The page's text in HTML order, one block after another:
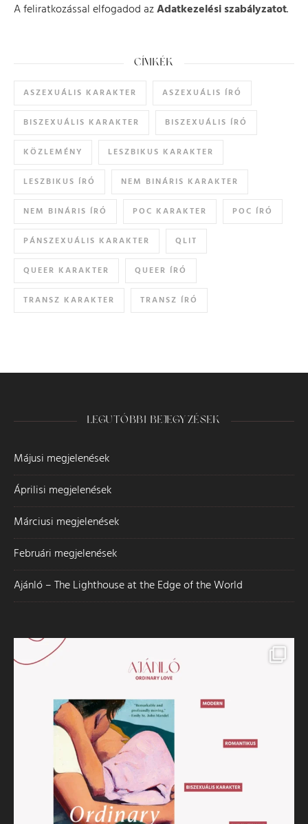
A feliratkozással elfogadod azAdatkezelési szabályzatot.
CÍMKÉK
ASZEXUÁLIS KARAKTER ASZEXUÁLIS ÍRÓ
BISZEXUÁLIS KARAKTER BISZEXUÁLIS ÍRÓ
KÖZLEMÉNY LESZBIKUS KARAKTER
LESZBIKUS ÍRÓ NEM BINÁRIS KARAKTER
NEM BINÁRIS ÍRÓ POC KARAKTER POC ÍRÓ
PÁNSZEXUÁLIS KARAKTER QLIT
QUEER KARAKTER QUEER ÍRÓ
TRANSZ KARAKTER TRANSZ ÍRÓ
LEGUTÓBBI BEJEGYZÉSEK
Májusi megjelenések
Áprilisi megjelenések
Márciusi megjelenések
Februári megjelenések
Ajánló – The Lighthouse at the Edge of the World